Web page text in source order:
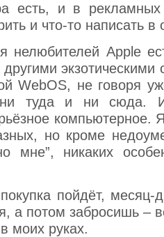
есть, и в
и что-то написать в
нелюбителей Apple
экзотическими
WebOS, не говоря
туда и ни сюда.
компьютерное.
но кроме
мне”, никаких
пойдёт, месяц-
а потом забросишь –
моих руках.